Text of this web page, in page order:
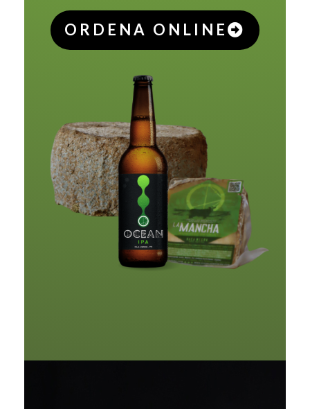
ORDENA ONLINE